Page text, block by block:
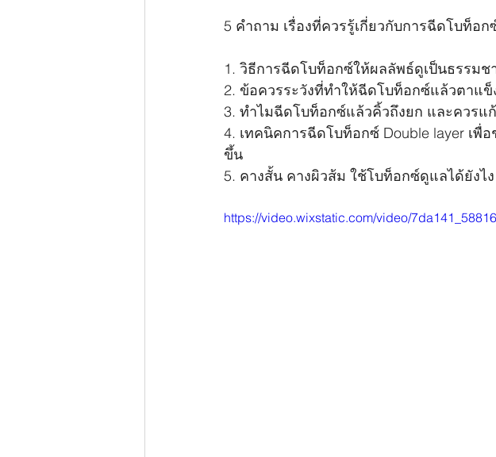
5 คำถาม เรื่องที่ควรรู้เกี่ยวกับการฉีดโบท็อก
1. วิธีการฉีดโบท็อกซ์ให้ผลลัพธ์ดูเป็นธรรม
2. ข้อควรระวังที่ทำให้ฉีดโบท็อกซ์แล้วตาแข็
3. ทำไมฉีดโบท็อกซ์แล้วคิ้วถึงยก และควรแ
4. เทคนิคการฉีดโบท็อกซ์ Double layer เพื่
ขึ้น
5. คางสั้น คางผิวส้ม ใช้โบท็อกซ์ดูแลได้ยังไ
https://video.wixstatic.com/video/